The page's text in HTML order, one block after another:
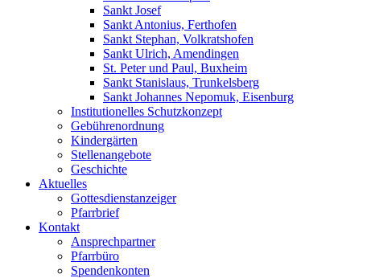
Sankt Josef
Sankt Antonius, Ferthofen
Sankt Stephan, Volkratshofen
Sankt Ulrich, Amendingen
St. Peter und Paul, Buxheim
Sankt Stanislaus, Trunkelsberg
Sankt Johannes Nepomuk, Eisenburg
Institutionelles Schutzkonzept
Gebührenordnung
Kindergärten
Stellenangebote
Geschichte
Aktuelles
Gottesdienstanzeiger
Pfarrbrief
Kontakt
Ansprechpartner
Pfarrbüro
Spendenkonten